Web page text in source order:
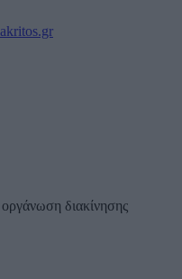
διακίνησης